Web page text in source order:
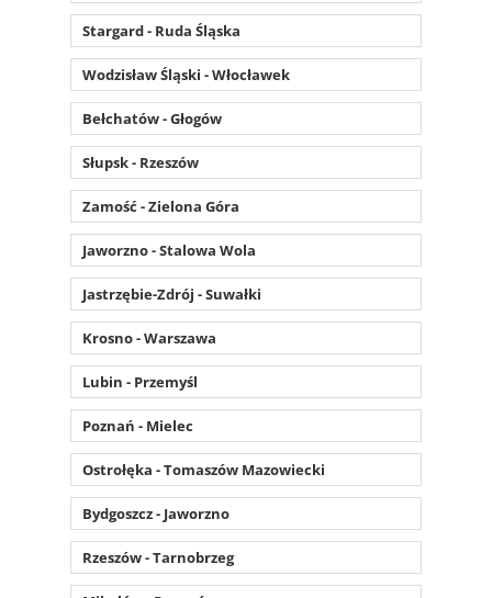
Stargard - Ruda Śląska
Wodzisław Śląski - Włocławek
Bełchatów - Głogów
Słupsk - Rzeszów
Zamość - Zielona Góra
Jaworzno - Stalowa Wola
Jastrzębie-Zdrój - Suwałki
Krosno - Warszawa
Lubin - Przemyśl
Poznań - Mielec
Ostrołęka - Tomaszów Mazowiecki
Bydgoszcz - Jaworzno
Rzeszów - Tarnobrzeg